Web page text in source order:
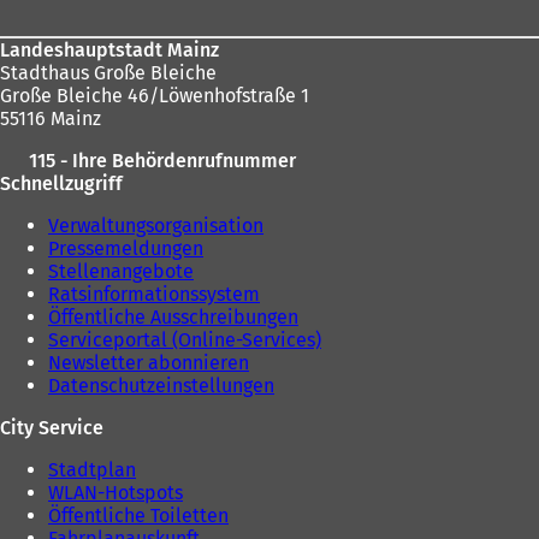
Landeshauptstadt Mainz
Stadthaus Große Bleiche
Große Bleiche 46/Löwenhofstraße 1
55116 Mainz
115 - Ihre Behördenrufnummer
Schnellzugriff
Verwaltungsorganisation
Pressemeldungen
Stellenangebote
Ratsinformationssystem
Öffentliche Ausschreibungen
Serviceportal (Online-Services)
Newsletter abonnieren
Datenschutzeinstellungen
City Service
Stadtplan
WLAN-Hotspots
Öffentliche Toiletten